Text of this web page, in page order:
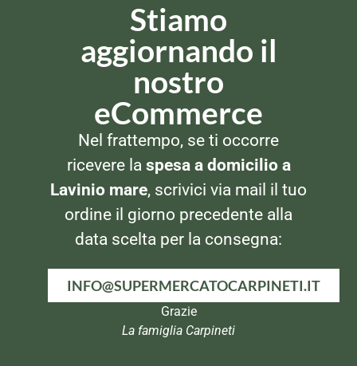
OLIO EXTRAVERGINE OLIO EXTRAVERGINE
Stiamo
aggiornando il
nostro
eCommerce
Nel frattempo, se ti occorre
ricevere la spesa a domicilio a
Lavinio mare, scrivici via mail il tuo
ordine il giorno precedente alla
data scelta per la consegna:
INFO@SUPERMERCATOCARPINETI.IT
Grazie
La famiglia Carpineti